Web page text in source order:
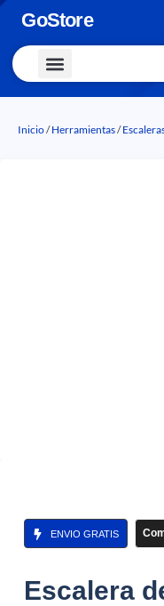
GoStore
Inicio/Herramientas/
ENVIO GRATIS
Escalera